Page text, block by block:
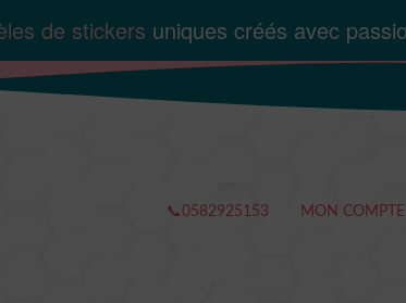
de stickers uniques créés avec
📞0582925153 MON COMPTE